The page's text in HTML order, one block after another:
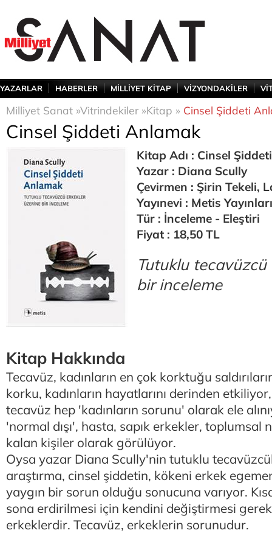
YAZARLAR HABERLER MİLLİYET KİTAP VİZYONDAKİLER
Milliyet Sanat »Vitrindekiler »Kitap » Cinsel Şiddeti
Cinsel Şiddeti Anlamak
Kitap Adı : Cinsel
Yazar : Diana Scully
Çevirmen : Şirin Tekeli,
Yayınevi : Metis Yayınları
Tür : İnceleme - Eleştiri
Fiyat : 18,50 TL
Tutuklu
bir inceleme
Kitap Hakkında
Tecavüz, kadınların en çok korktuğu
korku, kadınların hayatlarını derinden etkiliyor,
tecavüz hep 'kadınların sorunu' olarak ele
'normal dışı', hasta, sapık erkekler, toplumsal
kalan kişiler olarak görülüyor.
Oysa yazar Diana Scully'nin tutuklu
araştırma, cinsel şiddetin, kökeni erkek
yaygın bir sorun olduğu sonucuna varıyor.
sona erdirilmesi için kendini değiştirmesi
erkeklerdir. Tecavüz, erkeklerin sorunudur.